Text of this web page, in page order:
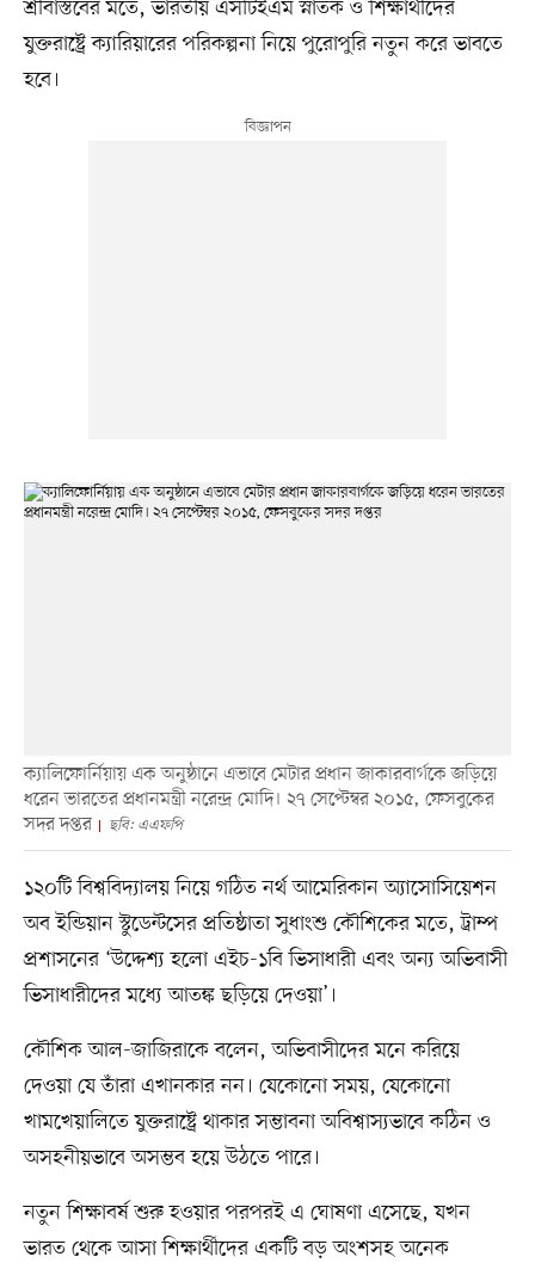
শ্রীবাস্তবের মতে, ভারতীয় এসটিইএম স্নাতক ও শিক্ষার্থীদের
যুক্তরাষ্ট্রে ক্যারিয়ারের পরিকল্পনা নিয়ে পুরোপুরি নতুন করে ভাবতে
হবে।
ক্যালিফোর্নিয়ায় এক অনুষ্ঠানে এভাবে মেটার প্রধান জাকারবার্গকে জড়িয়ে
ধরেন ভারতের প্রধানমন্ত্রী নরেন্দ্র মোদি। ২৭ সেপ্টেম্বর ২০১৫, ফেসবুকের
সদর দপ্তর
ছবি: এএফপি
১২০টি বিশ্ববিদ্যালয় নিয়ে গঠিত নর্থ আমেরিকান অ্যাসোসিয়েশন
অব ইন্ডিয়ান স্টুডেন্টসের প্রতিষ্ঠাতা সুধাংশু কৌশিকের মতে, ট্রাম্প
প্রশাসনের ‘উদ্দেশ্য হলো এইচ-১বি ভিসাধারী এবং অন্য অভিবাসী
ভিসাধারীদের মধ্যে আতঙ্ক ছড়িয়ে দেওয়া’।
কৌশিক আল-জাজিরাকে বলেন, অভিবাসীদের মনে করিয়ে
দেওয়া যে তাঁরা এখানকার নন। যেকোনো সময়, যেকোনো
খামখেয়ালিতে যুক্তরাষ্ট্রে থাকার সম্ভাবনা অবিশ্বাস্যভাবে কঠিন ও
অসহনীয়ভাবে অসম্ভব হয়ে উঠতে পারে।
নতুন শিক্ষাবর্ষ শুরু হওয়ার পরপরই এ ঘোষণা এসেছে, যখন
ভারত থেকে আসা শিক্ষার্থীদের একটি বড় অংশসহ অনেক